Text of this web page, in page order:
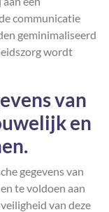
communicatie
geminimaliseerd
wordt
van
en
gegevens van
te voldoen aan
van deze